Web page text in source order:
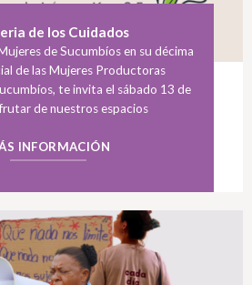
de los Cuidados
de Sucumbíos en su décima
de las Mujeres Productoras
te invita el sábado 13 de
de nuestros espacios
INFORMACIÓN